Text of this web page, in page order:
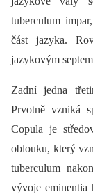
tuberculum
část jazyka.
jazykovým
Zadní jedna
Prvotně vzniká
Copula je
oblouku, který
tuberculum
vývoje eminentia